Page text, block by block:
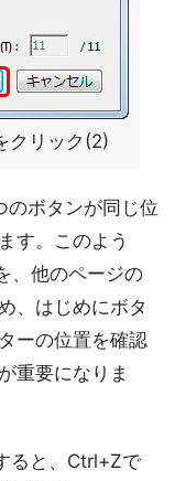
クリック(2)
のボタンが同じ位
す。このよう
、他のページの
、はじめにボタ
ーの位置を確認
重要になりま
ると、Ctrl+Zで